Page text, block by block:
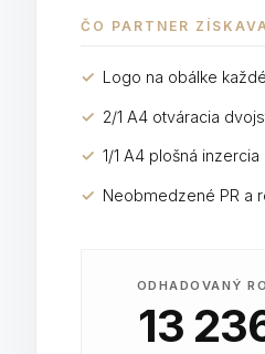
ČO PARTNER
✓ Logo na obálke
✓ 2/1 A4 otváracia
✓ 1/1 A4 plošná inzercia
✓ Neobmedzené PR a
ODHADOVANÝ
13